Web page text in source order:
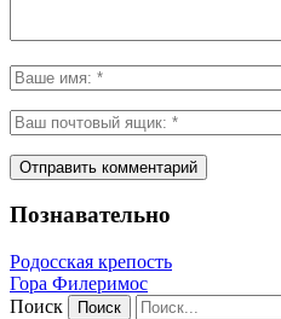
Познавательно
Родосская крепость
Гора Филеримос
Поиск